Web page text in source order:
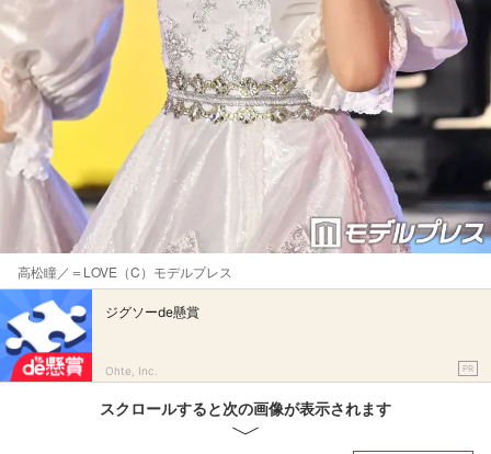
高松瞳／＝LOVE（C）モデルプレス
ジグソーde懸賞
Ohte, Inc. PR
スクロールすると次の画像が表示されます